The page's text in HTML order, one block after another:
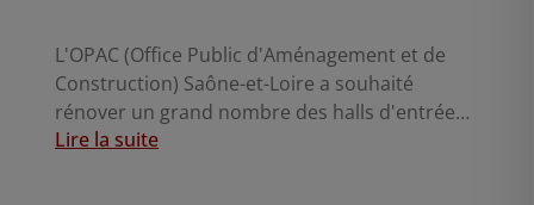
L'OPAC (Office Public d'Aménagement et de
Construction) Saône-et-Loire a souhaité
rénover un grand nombre des halls d'entrée
de ses immeubles dans sa région
Lire la suite